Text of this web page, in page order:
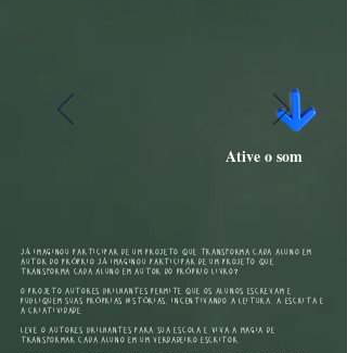
Ative o som
JÁ IMAGINOU PARTICIPAR DE UM PROJETO QUE TRANSFORMA CADA ALUNO EM
AUTOR DO PRÓPRIO JÁ IMAGINOU PARTICIPAR DE UM PROJETO QUE
TRANSFORMA CADA ALUNO EM AUTOR DO PRÓPRIO LIVRO?
O PROJETO AUTORES BRILHANTES PERMITE QUE OS ALUNOS ESCREVAM E
PUBLIQUEM SUAS PRÓPRIAS HISTÓRIAS, INCENTIVANDO A LEITURA, A ESCRITA E
A CRIATIVIDADE.
LEVE O AUTORES BRILHANTES PARA SUA ESCOLA E VIVA A MAGIA DE
TRANSFORMAR CADA ALUNO EM UM VERDADEIRO ESCRITOR.